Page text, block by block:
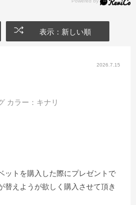
表示：新しい順
2026.7.15
カラー：キナリ
ットを購入した際にプレゼントで
替えようが欲しく購入させて頂き